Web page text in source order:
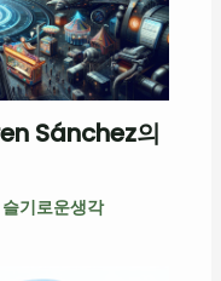
Sánchez의
슬기로운생각